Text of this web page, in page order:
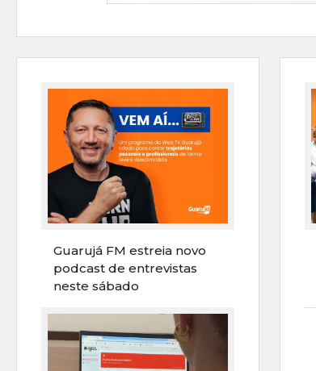
Guarujá FM estreia novo
podcast de entrevistas
neste sábado